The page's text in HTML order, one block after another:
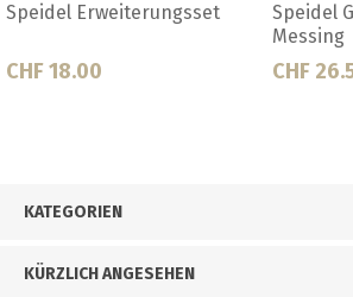
Speidel Kunststoffauslauf
KATEGORIEN
KÜRZLICH ANGESEHEN